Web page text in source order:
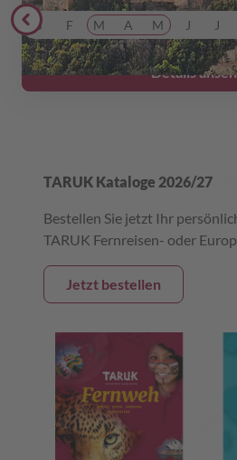
J
F M A M J J
Details
TARUK Kataloge 2026/27
Bestellen Sie jetzt Ihr
TARUK Fernreisen- oder
Jetzt bestellen